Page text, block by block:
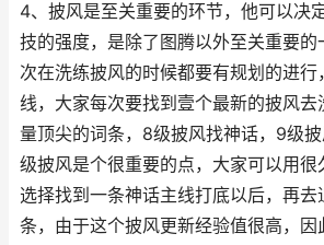
4、披风是至关重要的环节，他可以决
技的强度，是除了图腾以外至关重要的
次在洗练披风的时候都要有规划的进行
线，大家每次要找到壹个最新的披风去
量顶尖的词条，8级披风找神话，9级
级披风是个很重要的点，大家可以用很
选择找到一条神话主线打底以后，再去
条，由于这个披风更新经验值很高，因